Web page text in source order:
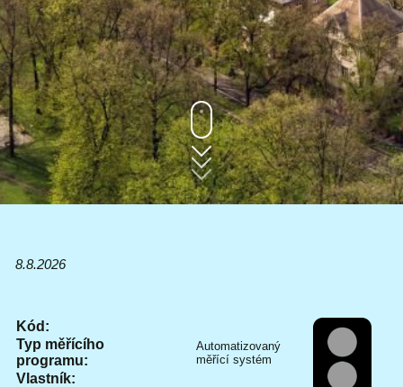
8.8.2026
Kód:
Typ měřícího
programu:
Automatizovaný
měřící systém
Vlastník: